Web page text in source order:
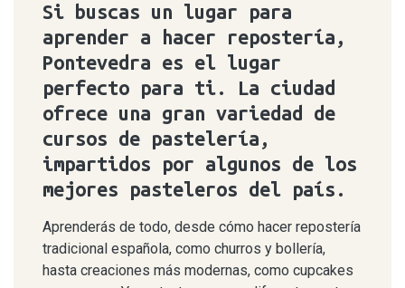
Si buscas un lugar para
aprender a hacer repostería,
Pontevedra es el lugar
perfecto para ti. La ciudad
ofrece una gran variedad de
cursos de pastelería,
impartidos por algunos de los
mejores pasteleros del país.
Aprenderás de todo, desde cómo hacer repostería
tradicional española, como churros y bollería,
hasta creaciones más modernas, como cupcakes